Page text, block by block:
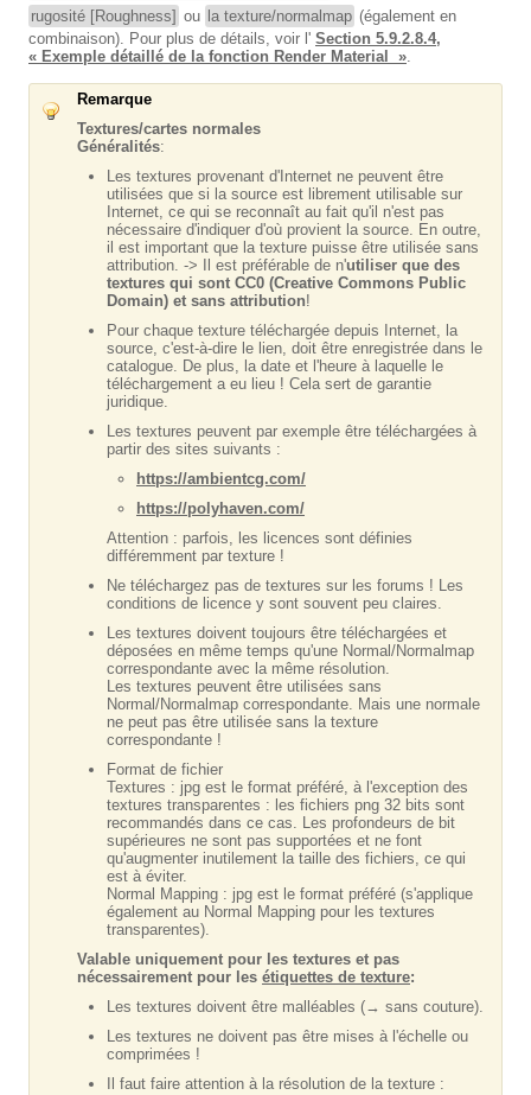
rugosité [Roughness] ou la texture/normalmap (également en
combinaison). Pour plus de détails, voir l' Section 5.9.2.8.4,
« Exemple détaillé de la fonction Render Material ».
Remarque
Textures/cartes normales
Généralités:
Les textures provenant d'Internet ne peuvent être
utilisées que si la source est librement utilisable sur
Internet, ce qui se reconnaît au fait qu'il n'est pas
nécessaire d'indiquer d'où provient la source. En outre,
il est important que la texture puisse être utilisée sans
attribution. -> Il est préférable de n'utiliser que des
textures qui sont CC0 (Creative Commons Public
Domain) et sans attribution!
Pour chaque texture téléchargée depuis Internet, la
source, c'est-à-dire le lien, doit être enregistrée dans le
catalogue. De plus, la date et l'heure à laquelle le
téléchargement a eu lieu ! Cela sert de garantie
juridique.
Les textures peuvent par exemple être téléchargées à
partir des sites suivants :
https://ambientcg.com/
https://polyhaven.com/
Attention : parfois, les licences sont définies
différemment par texture !
Ne téléchargez pas de textures sur les forums ! Les
conditions de licence y sont souvent peu claires.
Les textures doivent toujours être téléchargées et
déposées en même temps qu'une Normal/Normalmap
correspondante avec la même résolution.
Les textures peuvent être utilisées sans
Normal/Normalmap correspondante. Mais une normale
ne peut pas être utilisée sans la texture
correspondante !
Format de fichier
Textures : jpg est le format préféré, à l'exception des
textures transparentes : les fichiers png 32 bits sont
recommandés dans ce cas. Les profondeurs de bit
supérieures ne sont pas supportées et ne font
qu'augmenter inutilement la taille des fichiers, ce qui
est à éviter.
Normal Mapping : jpg est le format préféré (s'applique
également au Normal Mapping pour les textures
transparentes).
Valable uniquement pour les textures et pas
nécessairement pour les étiquettes de texture:
Les textures doivent être malléables (→ sans couture).
Les textures ne doivent pas être mises à l'échelle ou
comprimées !
Il faut faire attention à la résolution de la texture :